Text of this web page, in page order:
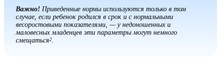
Важно! Приведенные нормы используются только в том
случае, если ребенок родился в срок и с нормальными
весоростовыми показателями, — у недоношенных и
маловесных младенцев эти параметры могут немного
смещаться2